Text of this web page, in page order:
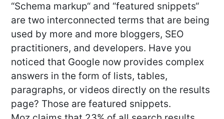
“Schema markup“ and “featured snippets“
are two interconnected terms that are being
used by more and more bloggers, SEO
practitioners, and developers. Have you
noticed that Google now provides complex
answers in the form of lists, tables,
paragraphs, or videos directly on the results
page? Those are featured snippets.